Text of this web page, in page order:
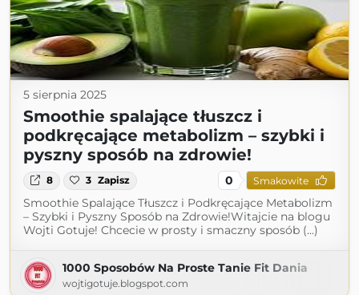
5 sierpnia 2025
Smoothie spalające tłuszcz i
podkręcające metabolizm – szybki i
pyszny sposób na zdrowie!
8 3 Zapisz 0 Smakowite
Smoothie Spalające Tłuszcz i Podkręcające Metabolizm
– Szybki i Pyszny Sposób na Zdrowie!Witajcie na blogu
Wojti Gotuje! Chcecie w prosty i smaczny sposób (...)
1000 Sposobów Na Proste Tanie Fit Dania
wojtigotuje.blogspot.com